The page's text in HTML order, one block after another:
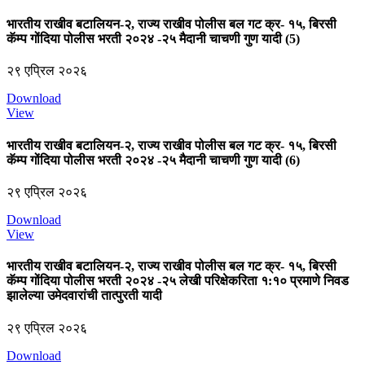
भारतीय राखीव बटालियन-२, राज्य राखीव पोलीस बल गट क्र- १५, बिरसी
कॅम्‍प गोंदिया पोलीस भरती २०२४ -२५ मैदानी चाचणी गुण यादी (5)
२९ एप्रिल २०२६
Download
View
भारतीय राखीव बटालियन-२, राज्य राखीव पोलीस बल गट क्र- १५, बिरसी
कॅम्‍प गोंदिया पोलीस भरती २०२४ -२५ मैदानी चाचणी गुण यादी (6)
२९ एप्रिल २०२६
Download
View
भारतीय राखीव बटालियन-२, राज्य राखीव पोलीस बल गट क्र- १५, बिरसी
कॅम्‍प गोंदिया पोलीस भरती २०२४ -२५ लेखी परिक्षेकरिता १:१० प्रमाणे निवड
झालेल्‍या उमेदवारांची तात्‍पुरती यादी
२९ एप्रिल २०२६
Download